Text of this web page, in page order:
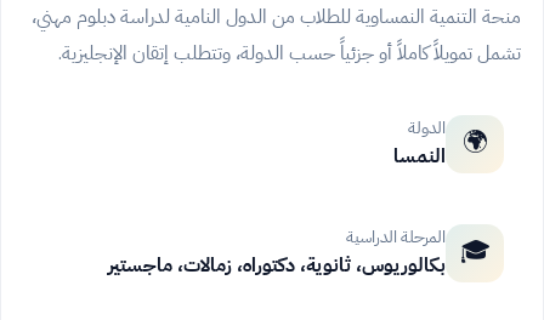
منحة التنمية النمساوية للطلاب من الدول النامية لدراسة دبلوم مهني،
تشمل تمويلاً كاملاً أو جزئياً حسب الدولة، وتتطلب إتقان الإنجليزية.
🌍 الدولة
النمسا
🎓 المرحلة الدراسية
بكالوريوس، ثانوية، دكتوراه، زمالات، ماجستير